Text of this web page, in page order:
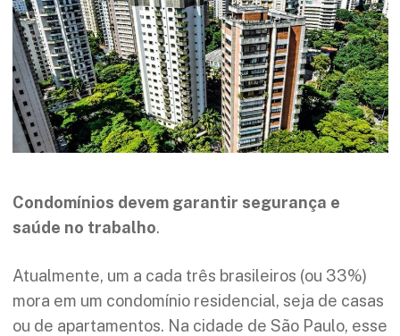
Condomínios devem garantir segurança e
saúde no trabalho.
Atualmente, um a cada três brasileiros (ou 33%)
mora em um condomínio residencial, seja de casas
ou de apartamentos. Na cidade de São Paulo, esse